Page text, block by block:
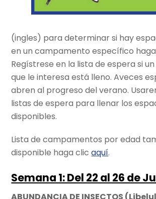
(ingles) para determinar si hay
en un campamento específico
Regístrese en la lista de espera si
que le interesa está lleno. Aveces
abren al progreso del verano.
listas de espera para llenar los
disponibles.
Lista de campamentos por edad
disponible haga clicaquí.
Semana 1: Del 22 al 26 de